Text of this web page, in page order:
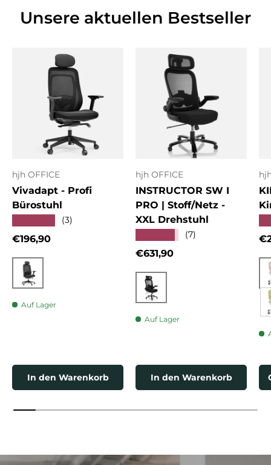
Unsere aktuellen Bestseller
hjh OFFICE
Vivadapt - Profi
Bürostuhl
(3)
Normaler Preis
€196,90
Schwarz
Auf Lager
In den Warenkorb
hjh OFFICE
INSTRUCTOR SW I
PRO | Stoff/Netz -
XXL Drehstuhl
(7)
Normaler Preis
€631,90
Schwarz
Auf Lager
In den Warenkorb